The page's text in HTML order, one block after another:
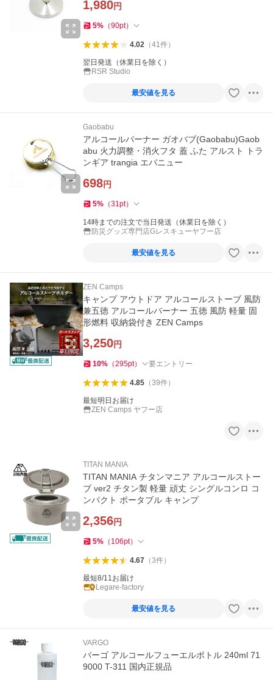
1,980円
5% （90pt）
4.02（41件）
翌日発送（休業日を除く）
RSR Studio
最安値を見る
Gaobabu
アルコールバーナー ガオバブ(Gaobabu)Gaob
abu 火力調整・消火フタ 蓋 ふた アルスト トラ
ンギア trangia エバニュー
698円
5% （31pt）
14時までの注文で当日発送（休業日を除く）
防災グッズ専門店Gレスキューヤフー店
最安値を見る
ZEN Camps
キャンプ アウトドア アルコールストーブ 風防
兼五徳 アルコールバーナー 五徳 風防 軽量 固
形燃料 収納袋付き ZEN Camps
3,250円
10% （295pt） 要エントリー
4.85（39件）
最短明日お届け
ZEN Camps ヤフー店
TITAN MANIA
TITAN MANIA チタンマニア アルコールストー
ブ ver2 チタン製 軽量 頑丈 シングルコンロ コ
ンパクト ポータブル キャンプ
2,356円
5% （ 106pt）
4.67（3件）
最短8/11お届け
Legare-factory
最安値を見る
VARGO
バーゴ アルコールフューエルボトル 240ml 71
9000 T-311 国内正規品